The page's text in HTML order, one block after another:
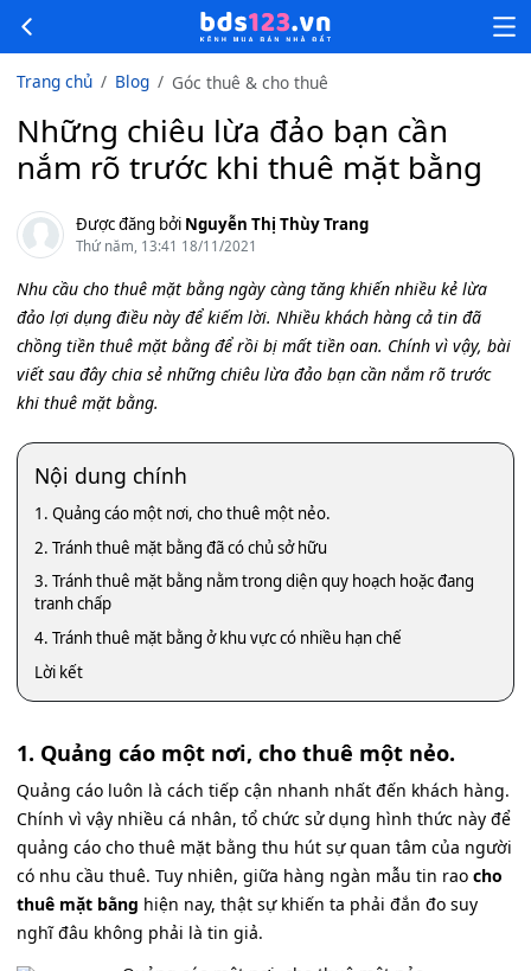
Trang chủ Blog Góc thuê & cho thuê
Những chiêu lừa đảo bạn cần
nắm rõ trước khi thuê mặt bằng
Được đăng bởi Nguyễn Thị Thùy Trang
Thứ năm, 13:41 18/11/2021
Nhu cầu cho thuê mặt bằng ngày càng tăng khiến nhiều kẻ lừa
đảo lợi dụng điều này để kiếm lời. Nhiều khách hàng cả tin đã
chồng tiền thuê mặt bằng để rồi bị mất tiền oan. Chính vì vậy, bài
viết sau đây chia sẻ những chiêu lừa đảo bạn cần nắm rõ trước
khi thuê mặt bằng.
Nội dung chính
1. Quảng cáo một nơi, cho thuê một nẻo.
2. Tránh thuê mặt bằng đã có chủ sở hữu
3. Tránh thuê mặt bằng nằm trong diện quy hoạch hoặc đang
tranh chấp
4. Tránh thuê mặt bằng ở khu vực có nhiều hạn chế
Lời kết
1. Quảng cáo một nơi, cho thuê một nẻo.
Quảng cáo luôn là cách tiếp cận nhanh nhất đến khách hàng.
Chính vì vậy nhiều cá nhân, tổ chức sử dụng hình thức này để
quảng cáo cho thuê mặt bằng thu hút sự quan tâm của người
có nhu cầu thuê. Tuy nhiên, giữa hàng ngàn mẫu tin rao cho
thuê mặt bằng hiện nay, thật sự khiến ta phải đắn đo suy
nghĩ đâu không phải là tin giả.